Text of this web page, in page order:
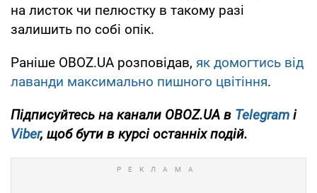
на листок чи пелюстку в такому разі
залишить по собі опік.
Раніше OBOZ.UA розповідав, як домогтись від
лаванди максимально пишного цвітіння.
Підписуйтесь на канали OBOZ.UA в Telegram і
Viber, щоб бути в курсі останніх подій.